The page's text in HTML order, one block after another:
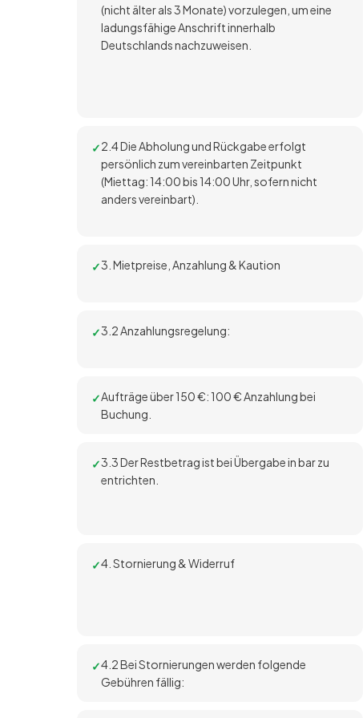
(nicht älter als 3 Monate) vorzulegen, um eine
ladungsfähige Anschrift innerhalb
Deutschlands nachzuweisen.
2.4 Die Abholung und Rückgabe erfolgt
persönlich zum vereinbarten Zeitpunkt
(Miettag: 14:00 bis 14:00 Uhr, sofern nicht
anders vereinbart).
3. Mietpreise, Anzahlung & Kaution
3.2 Anzahlungsregelung:
Aufträge über 150 €: 100 € Anzahlung bei
Buchung.
3.3 Der Restbetrag ist bei Übergabe in bar zu
entrichten.
4. Stornierung & Widerruf
4.2 Bei Stornierungen werden folgende
Gebühren fällig: